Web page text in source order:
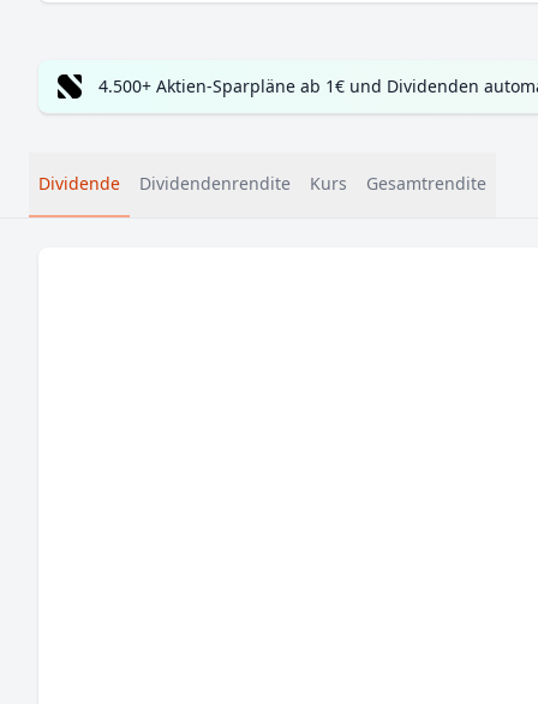
4.500+ Aktien-Sparpläne ab 1€ und Dividenden
Dividende Dividendenrendite Kurs Gesamtrendite